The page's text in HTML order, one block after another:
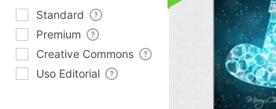
Standard
Premium
Creative Commons
Uso Editorial